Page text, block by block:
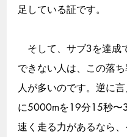
足している証です。
そして、サブ3を達成
できない人は、この落
人が多いのです。逆に
に5000mを19分15秒〜
速く走る力があるなら